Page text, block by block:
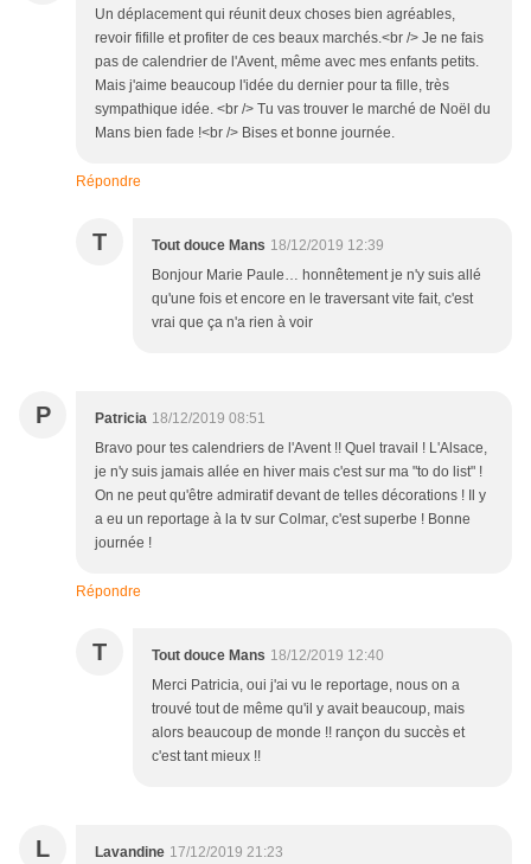
Un déplacement qui réunit deux choses bien agréables,
revoir fifille et profiter de ces beaux marchés.<br /> Je ne fais
pas de calendrier de l'Avent, même avec mes enfants petits.
Mais j'aime beaucoup l'idée du dernier pour ta fille, très
sympathique idée. <br /> Tu vas trouver le marché de Noël du
Mans bien fade !<br /> Bises et bonne journée.
Répondre
T Tout douce Mans 18/12/2019 12:39
Bonjour Marie Paule… honnêtement je n'y suis allé
qu'une fois et encore en le traversant vite fait, c'est
vrai que ça n'a rien à voir
P Patricia 18/12/2019 08:51
Bravo pour tes calendriers de l'Avent !! Quel travail ! L'Alsace,
je n'y suis jamais allée en hiver mais c'est sur ma "to do list" !
On ne peut qu'être admiratif devant de telles décorations ! Il y
a eu un reportage à la tv sur Colmar, c'est superbe ! Bonne
journée !
Répondre
T Tout douce Mans 18/12/2019 12:40
Merci Patricia, oui j'ai vu le reportage, nous on a
trouvé tout de même qu'il y avait beaucoup, mais
alors beaucoup de monde !! rançon du succès et
c'est tant mieux !!
L Lavandine 17/12/2019 21:23